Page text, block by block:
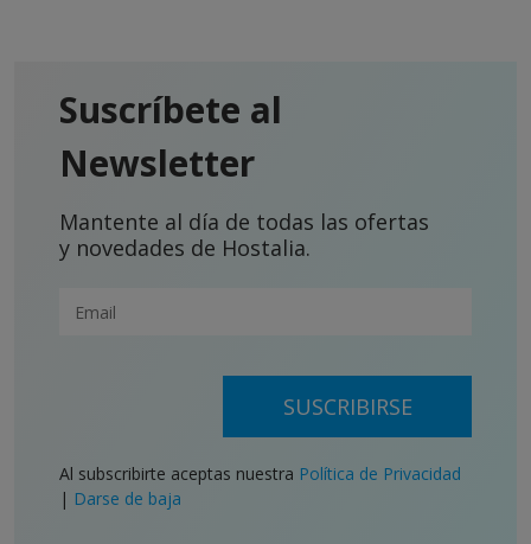
Suscríbete al
Newsletter
Mantente al día de todas las ofertas
y novedades de Hostalia.
SUSCRIBIRSE
Al subscribirte aceptas nuestra Política de Privacidad
| Darse de baja